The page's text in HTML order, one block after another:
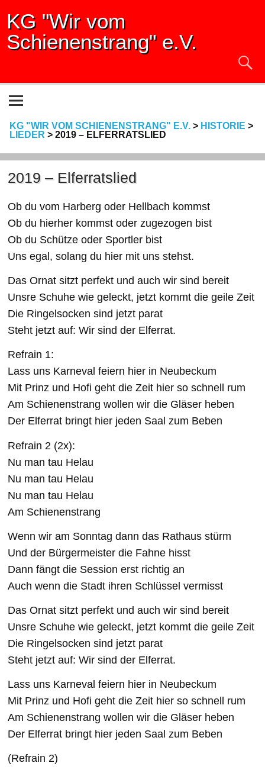
KG "Wir vom
Schienenstrang" e.V.
KG "WIR VOM SCHIENENSTRANG" E.V.> HISTORIE >
LIEDER > 2019 – ELFERRATSLIED
2019 – Elferratslied
Ob du vom Harberg oder Hellbach kommst
Ob du hierher kommst oder zugezogen bist
Ob du Schütze oder Sportler bist
Uns egal, solang du hier mit uns stehst.
Das Ornat sitzt perfekt und auch wir sind bereit
Unsre Schuhe wie geleckt, jetzt kommt die geile Zeit
Die Ringelsocken sind jetzt parat
Steht jetzt auf: Wir sind der Elferrat.
Refrain 1:
Lass uns Karneval feiern hier in Neubeckum
Mit Prinz und Hofi geht die Zeit hier so schnell rum
Am Schienenstrang wollen wir die Gläser heben
Der Elferrat bringt hier jeden Saal zum Beben
Refrain 2 (2x):
Nu man tau Helau
Nu man tau Helau
Nu man tau Helau
Am Schienenstrang
Wenn wir am Sonntag dann das Rathaus stürm
Und der Bürgermeister die Fahne hisst
Dann fängt die Session erst richtig an
Auch wenn die Stadt ihren Schlüssel vermisst
Das Ornat sitzt perfekt und auch wir sind bereit
Unsre Schuhe wie geleckt, jetzt kommt die geile Zeit
Die Ringelsocken sind jetzt parat
Steht jetzt auf: Wir sind der Elferrat.
Lass uns Karneval feiern hier in Neubeckum
Mit Prinz und Hofi geht die Zeit hier so schnell rum
Am Schienenstrang wollen wir die Gläser heben
Der Elferrat bringt hier jeden Saal zum Beben
(Refrain 2)